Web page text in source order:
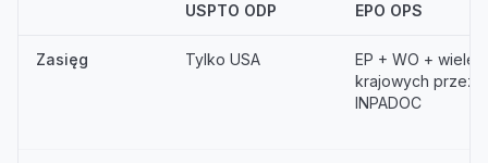
USPTO ODP EPO OPS
Zasięg Tylko USA
EP + WO + wiele
krajowych przez
INPADOC